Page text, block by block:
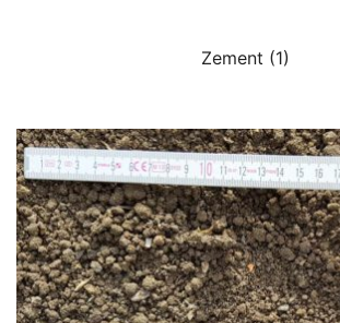
Zement (1)